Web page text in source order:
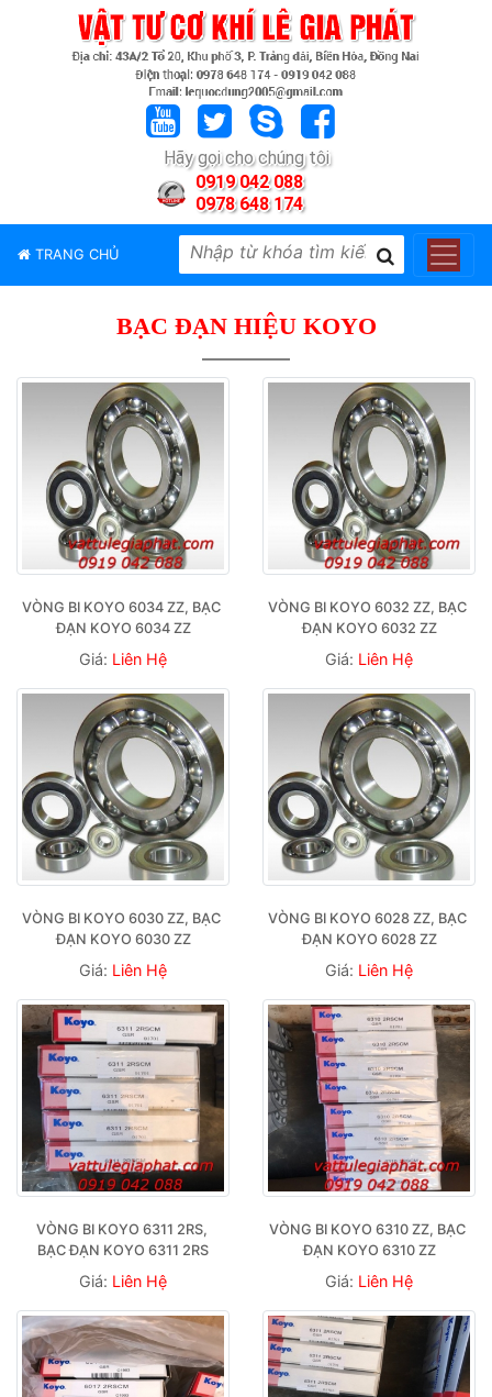
Hãy gọi cho chúng tôi
0919 042 088
0978 648 174
TRANG CHỦ
PHẨM
HIỆU
LIÊN
BẠC ĐẠN HIỆU KOYO
VÒNG BI KOYO 6034 ZZ, BẠC
ĐẠN KOYO 6034 ZZ
Giá: Liên Hệ
VÒNG BI KOYO 6032 ZZ, BẠC
ĐẠN KOYO 6032 ZZ
Giá: Liên Hệ
VÒNG BI KOYO 6030 ZZ, BẠC
ĐẠN KOYO 6030 ZZ
Giá: Liên Hệ
VÒNG BI KOYO 6028 ZZ, BẠC
ĐẠN KOYO 6028 ZZ
Giá: Liên Hệ
VÒNG BI KOYO 6311 2RS,
BẠC ĐẠN KOYO 6311 2RS
Giá: Liên Hệ
VÒNG BI KOYO 6310 ZZ, BẠC
ĐẠN KOYO 6310 ZZ
Giá: Liên Hệ